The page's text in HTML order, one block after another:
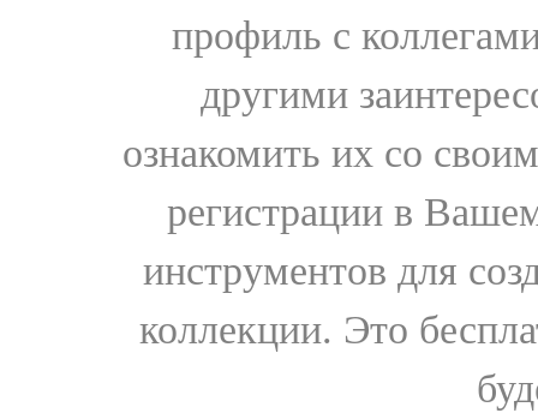
профиль с
другими
ознакомить их со
регистрации в
инструментов для
коллекции. Это